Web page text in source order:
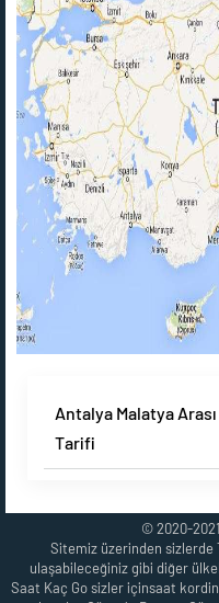
Antalya Malatya
Tarifi
© 2020-
Sitemiz üzerinden
ulaşabileceğiniz gibi diğer
Saat Kaç Go sizler içinsaat